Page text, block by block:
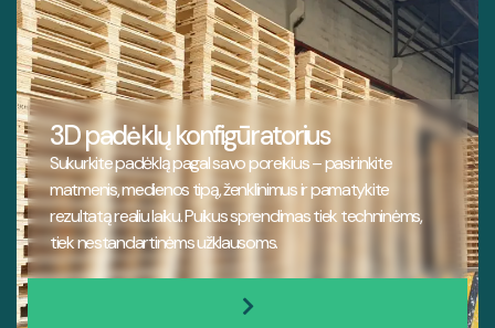
3D padėklų konfigūratorius
Sukurkite padėklą pagal savo poreikius – pasirinkite
matmenis, medienos tipą, ženklinimus ir pamatykite
rezultatą realiu laiku. Puikus sprendimas tiek techninėms,
tiek nestandartinėms užklausoms.
